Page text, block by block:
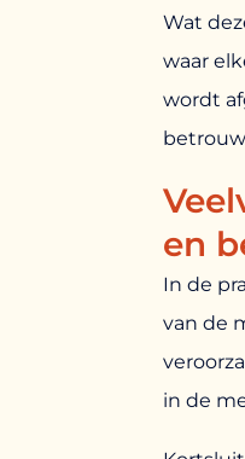
Wat
waar
wordt
en
In de
van de
in de